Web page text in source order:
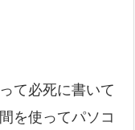
て必死に書いて
を使ってパソコ